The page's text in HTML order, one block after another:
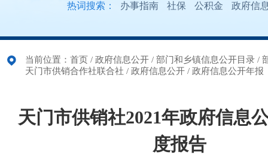
热词搜索： 办事指南 社保 公积金 政府信
当前位置： 首页 / 政府信息公开 / 部门和乡镇信息公开目录 /
天门市供销合作社联合社 / 政府信息公开 / 政府信息公开年报
天门市供销社2021年政府信息
度报告